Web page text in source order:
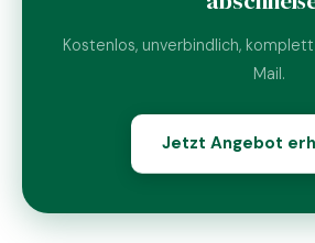
Kostenlos, unverbindlich,
Mail.
Jetzt Angebot